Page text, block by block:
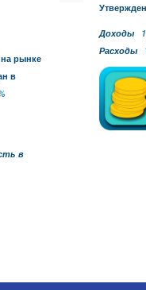
рынке
в
в
Доходы
Расходы